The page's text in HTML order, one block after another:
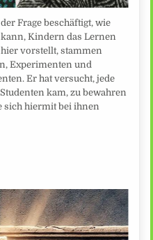
Frage beschäftigt, wie
Kindern das Lernen
vorstellt, stammen
Experimenten und
Er hat versucht, jede
kam, zu bewahren
sich hiermit bei ihnen